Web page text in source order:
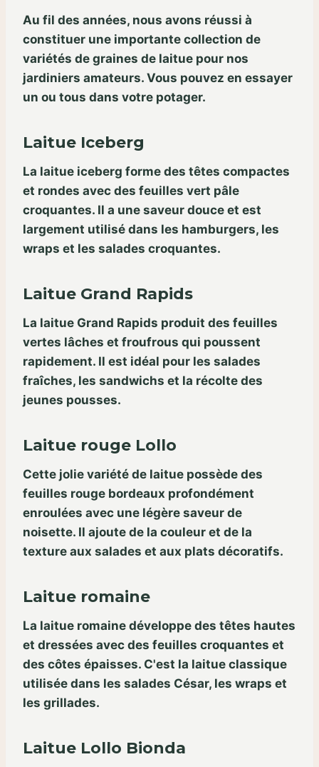
Au fil des années, nous avons réussi à
constituer une importante collection de
variétés de graines de laitue pour nos
jardiniers amateurs. Vous pouvez en essayer
un ou tous dans votre potager.
Laitue Iceberg
La laitue iceberg forme des têtes compactes
et rondes avec des feuilles vert pâle
croquantes. Il a une saveur douce et est
largement utilisé dans les hamburgers, les
wraps et les salades croquantes.
Laitue Grand Rapids
La laitue Grand Rapids produit des feuilles
vertes lâches et froufrous qui poussent
rapidement. Il est idéal pour les salades
fraîches, les sandwichs et la récolte des
jeunes pousses.
Laitue rouge Lollo
Cette jolie variété de laitue possède des
feuilles rouge bordeaux profondément
enroulées avec une légère saveur de
noisette. Il ajoute de la couleur et de la
texture aux salades et aux plats décoratifs.
Laitue romaine
La laitue romaine développe des têtes hautes
et dressées avec des feuilles croquantes et
des côtes épaisses. C'est la laitue classique
utilisée dans les salades César, les wraps et
les grillades.
Laitue Lollo Bionda